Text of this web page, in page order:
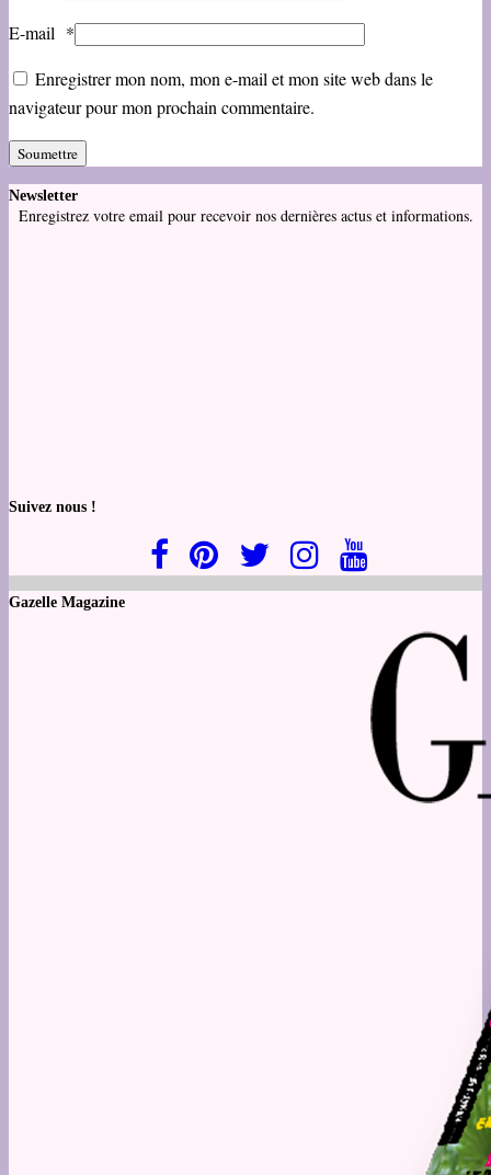
E-mail *
Enregistrer mon nom, mon e-mail et mon site web dans le
navigateur pour mon prochain commentaire.
Newsletter
Enregistrez votre email pour recevoir nos dernières actus et informations.
Suivez nous !
Gazelle Magazine